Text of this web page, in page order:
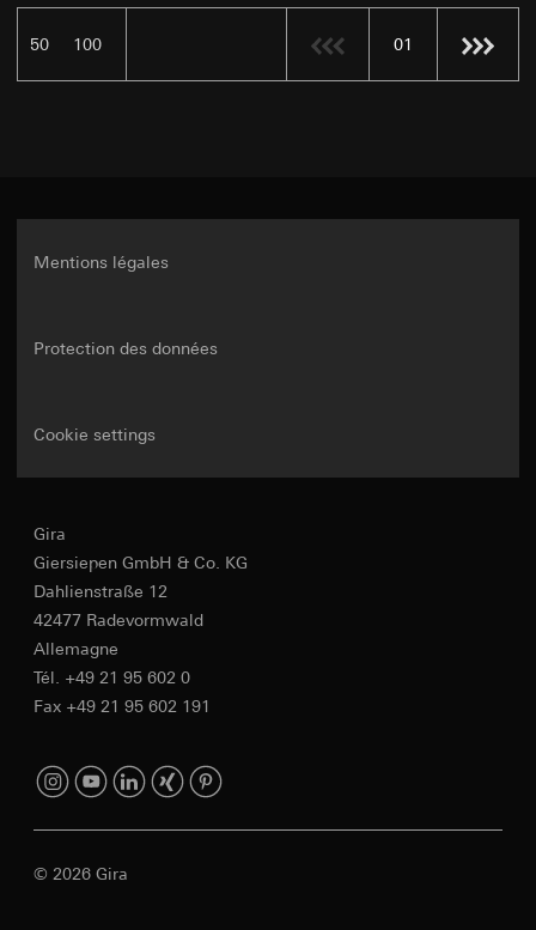
50 100 01
Mentions légales
Protection des données
Cookie settings
Gira
Giersiepen GmbH & Co. KG
Dahlienstraße 12
42477 Radevormwald
Allemagne
Tél. +49 21 95 602 0
Fax +49 21 95 602 191
© 2026 Gira